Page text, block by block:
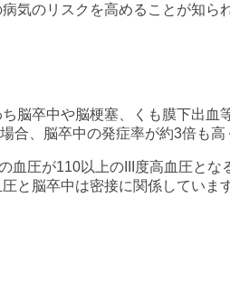
気のリスクを高めることが知ら
脳卒中や脳梗塞、くも膜下出
合、脳卒中の発症率が約3倍も高
血圧が110以上のIII度高血圧と
と脳卒中は密接に関係しています